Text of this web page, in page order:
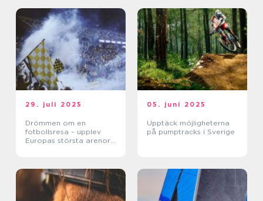
29. juli 2025
Drömmen om en
fotbollsresa – upplev
Europas största arenor
05. juni 2025
Upptäck möjligheterna
på pumptracks i Sverige